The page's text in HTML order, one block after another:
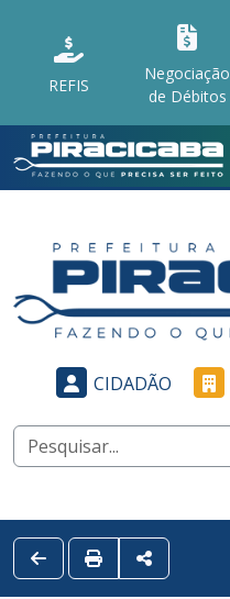
REFIS
Negociação
de Débitos
CIDADÃO